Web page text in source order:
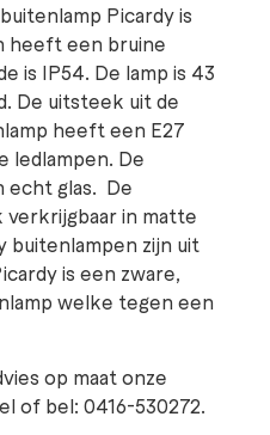
Picardy is
heeft een bruine
is IP54. De lamp is 43
De uitsteek uit de
heeft een E27
ledlampen. De
echt glas. De
verkrijgbaar in matte
buitenlampen zijn uit
is een zware,
welke tegen een
op maat onze
of bel: 0416-530272.